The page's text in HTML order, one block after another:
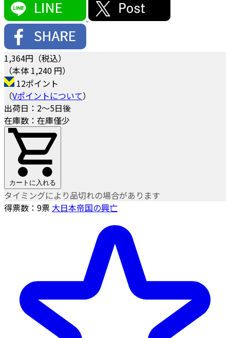
1,364円（税込）
（本体 1,240 円）
12ポイント
（Vポイントについて）
出荷日：2～5日後
在庫数：在庫僅少
カートに入れる
タイミングにより品切れの場合があります
得票数： 9票 大日本帝国の興亡